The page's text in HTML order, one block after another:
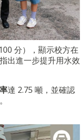
分），顯示校方在
出進一步提升用水效
達 2.75 噸，並確認